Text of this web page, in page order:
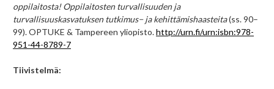
oppilaitosta! Oppilaitosten turvallisuuden ja
turvallisuuskasvatuksen tutkimus− ja kehittämishaasteita(ss. 90–
99). OPTUKE & Tampereen yliopisto.http://urn.fi/urn:isbn:978-
951-44-8789-7
Tiivistelmä: